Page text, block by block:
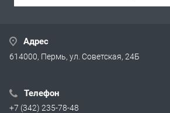
Адрес
614000, Пермь, ул. Советская, 24Б
Телефон
+7 (342) 235-78-48